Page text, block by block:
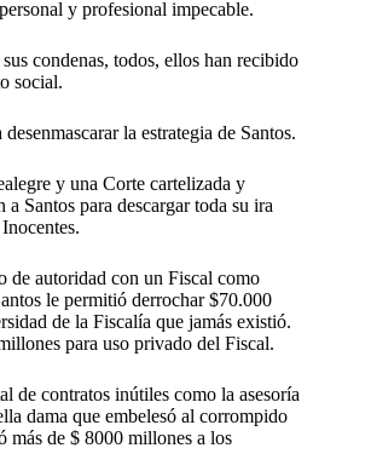
y profesional impecable.
condenas, todos, ellos han recibido
social.
la estrategia de Santos.
y una Corte cartelizada y
Santos para descargar toda su ira
de autoridad con un Fiscal como
le permitió derrochar $70.000
de la Fiscalía que jamás existió.
para uso privado del Fiscal.
de contratos inútiles como la asesoría
dama que embelesó al corrompido
más de $ 8000 millones a los